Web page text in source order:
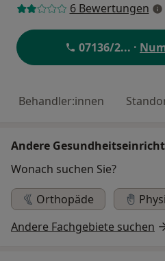
6 Bewertungen
07136/2... ·
Behandler:innen
Andere
Wonach suchen Sie?
Orthopäde
Andere Fachgebiete suchen